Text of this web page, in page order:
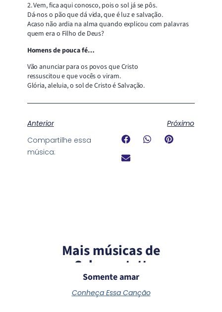
2. Vem, fica aqui conosco, pois o sol já se pôs.
Dá-nos o pão que dá vida, que é luz e salvação.
Acaso não ardia na alma quando explicou com palavras
quem era o Filho de Deus?
Homens de pouca fé…
Vão anunciar para os povos que Cristo
ressuscitou e que vocês o viram.
Glória, aleluia, o sol de Cristo é Salvação.
Anterior
Próximo
Compartilhe essa
música:
Mais músicas de
Schoenstatt
Somente amar
Conheça Essa Canção